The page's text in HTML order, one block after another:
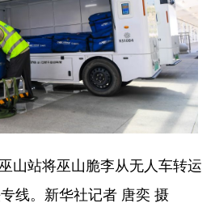
山站将巫山脆李从无人车转运
线。新华社记者 唐奕 摄